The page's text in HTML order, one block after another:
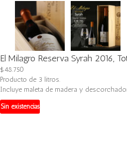
El Milagro Reserva Syrah 2016,
$48.750
Producto de 3 litros.
Incluye maleta de madera y
Sin existencias